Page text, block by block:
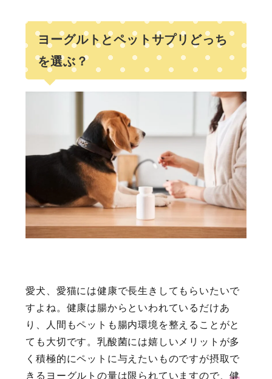
ヨーグルトとペットサプリどっち
を選ぶ？
愛犬、愛猫には健康で長生きしてもらいたいで
すよね。健康は腸からといわれているだけあ
り、人間もペットも腸内環境を整えることがと
ても大切です。乳酸菌には嬉しいメリットが多
く積極的にペットに与えたいものですが摂取で
きるヨーグルトの量は限られていますので、健